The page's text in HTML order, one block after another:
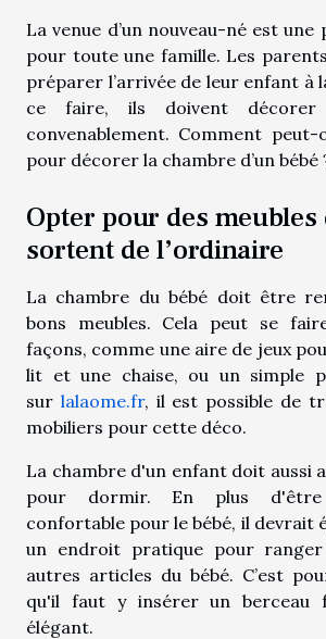
La venue d’un nouveau-né est
pour toute une famille. Les
préparer l’arrivée de leur enfant à
ce faire, ils doivent décorer
convenablement. Comment peut-
pour décorer la chambre d’un bébé
Opter pour des
sortent de l’ordinaire
La chambre du bébé doit être
bons meubles. Cela peut se
façons, comme une aire de jeux
lit et une chaise, ou un simple
sur lalaome.fr, il est possible de
mobiliers pour cette déco.
La chambre d'un enfant doit aussi
pour dormir. En plus
confortable pour le bébé, il devrait
un endroit pratique pour
autres articles du bébé. C’est
qu'il faut y insérer un berceau
élégant.